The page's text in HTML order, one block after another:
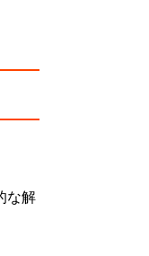
な解